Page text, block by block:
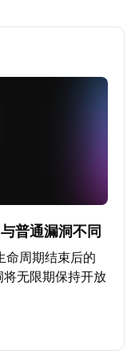
普通漏洞不同
命周期结束后的
将无限期保持开放